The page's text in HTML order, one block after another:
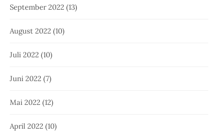
September 2022 (13)
August 2022 (10)
Juli 2022 (10)
Juni 2022 (7)
Mai 2022 (12)
April 2022 (10)